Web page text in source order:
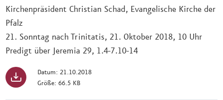
Kirchenpräsident Christian Schad, Evangelische Kirche der
Pfalz
21. Sonntag nach Trinitatis, 21. Oktober 2018, 10 Uhr
Predigt über Jeremia 29, 1.4-7.10-14
Datum: 21.10.2018
Größe: 66.5 KB